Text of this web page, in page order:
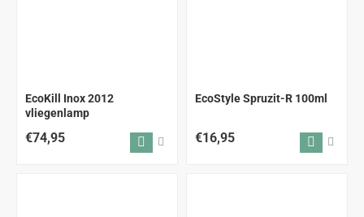
EcoKill Inox 2012
vliegenlamp
€74,95
EcoStyle Spruzit-R 100ml
€16,95